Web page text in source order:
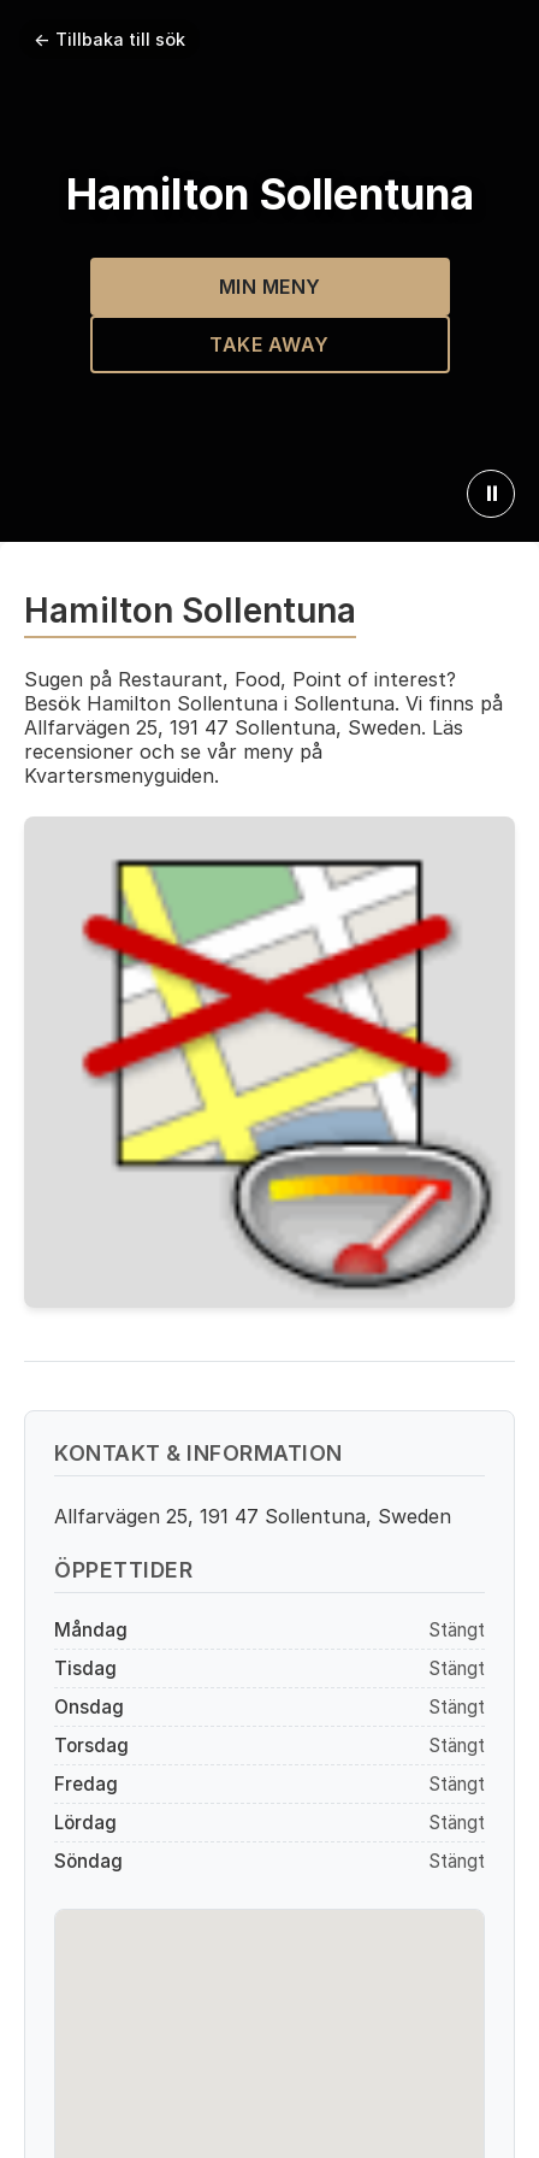
← Tillbaka till sök
Hamilton Sollentuna
MIN MENY
TAKE AWAY
⏸
Hamilton Sollentuna
Sugen på Restaurant, Food, Point of interest?
Besök Hamilton Sollentuna i Sollentuna. Vi finns på
Allfarvägen 25, 191 47 Sollentuna, Sweden. Läs
recensioner och se vår meny på
Kvartersmenyguiden.
KONTAKT & INFORMATION
Allfarvägen 25, 191 47 Sollentuna, Sweden
ÖPPETTIDER
Måndag
Stängt
Tisdag
Stängt
Onsdag
Stängt
Torsdag
Stängt
Fredag
Stängt
Lördag
Stängt
Söndag
Stängt